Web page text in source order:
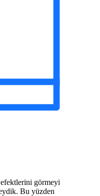
görmeyi
Bu yüzden